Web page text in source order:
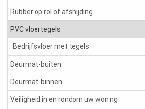
Rubber op rol of afsnijding
PVC vloertegels
Bedrijfsvloer met tegels
Deurmat-buiten
Deurmat-binnen
Veiligheid in en rondom uw woning